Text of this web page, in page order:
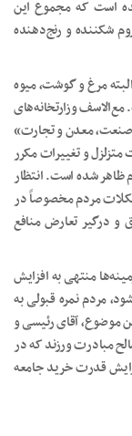
است که مجموع این
شکننده و رنج‌دهنده
مرغ و گوشت، میوه
وزارتخانه‌های
معدن و تجارت»
گذشته با مدیریت متزلزل و تغییرات مکرر
ظاهر شده است. انتظار
مردم مخصوصاً در
و درگیر تعارض منافع
منتهی به افزایش
مردم نمره قبولی به
موضوع، آقای رئیسی و
مبادرت ورزند که در
قدرت خرید جامعه